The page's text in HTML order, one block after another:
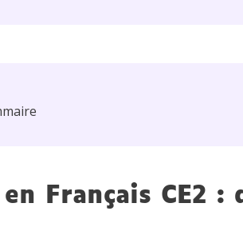
Français CE2 :